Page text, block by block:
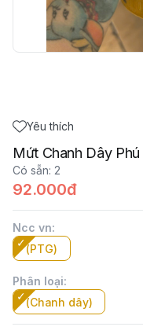
Yêu thích
Mứt Chanh Dây
Có sẵn: 2
92.000đ
Ncc vn:
(PTG)
Phân loại:
(Chanh dây)